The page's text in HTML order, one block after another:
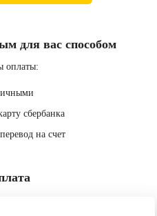
для вас способом
оплаты:
сбербанка
на счет